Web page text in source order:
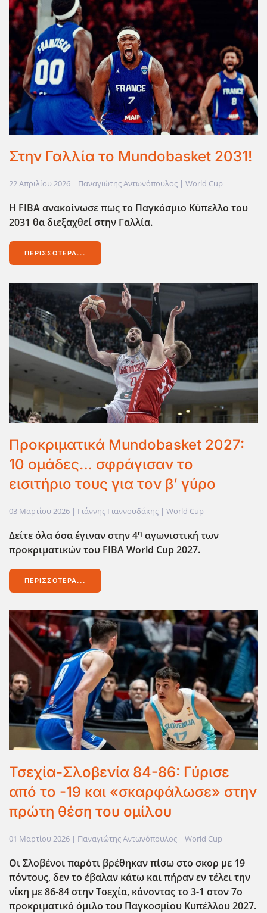
Στην Γαλλία το Mundobasket 2031!
22 Απριλίου 2026 | Παναγιώτης Αντωνόπουλος | World Cup
Η FIBA ανακοίνωσε πως το Παγκόσμιο Κύπελλο του
2031 θα διεξαχθεί στην Γαλλία.
ΠΕΡΙΣΣΌΤΕΡΑ...
Προκριματικά Mundobasket 2027:
10 ομάδες… σφράγισαν το
εισιτήριο τους για τον β’ γύρο
03 Μαρτίου 2026 | Γιάννης Γιαννουδάκης | World Cup
Δείτε όλα όσα έγιναν στην 4η αγωνιστική των
προκριματικών του FIBAWorld Cup2027.
ΠΕΡΙΣΣΌΤΕΡΑ...
Τσεχία-Σλοβενία 84-86: Γύρισε
από το -19 και «σκαρφάλωσε» στην
πρώτη θέση του ομίλου
01 Μαρτίου 2026 | Παναγιώτης Αντωνόπουλος | World Cup
Οι Σλοβένοι παρότι βρέθηκαν πίσω στο σκορ με 19
πόντους, δεν το έβαλαν κάτω και πήραν εν τέλει την
νίκη με 86-84 στην Τσεχία, κάνοντας το 3-1 στον 7ο
προκριματικό όμιλο του Παγκοσμίου Κυπέλλου 2027.